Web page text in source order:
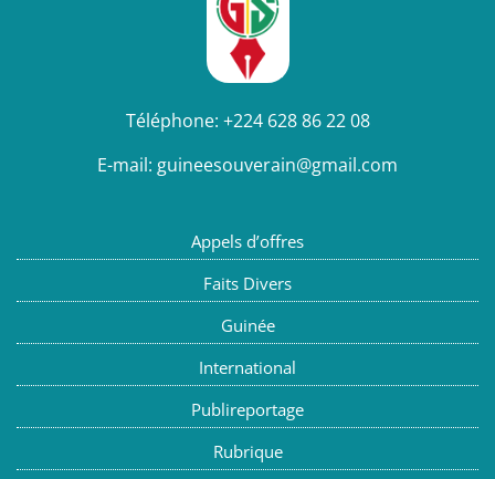
Téléphone: +224 628 86 22 08
E-mail: guineesouverain@gmail.com
Appels d’offres
Faits Divers
Guinée
International
Publireportage
Rubrique